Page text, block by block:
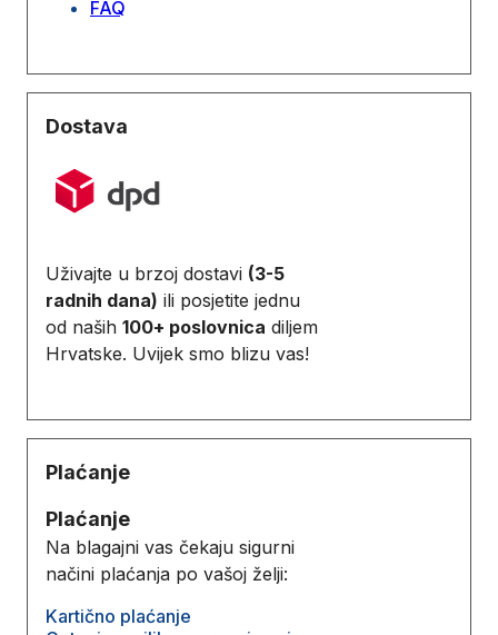
FAQ
Dostava
Uživajte u brzoj dostavi (3-5
radnih dana) ili posjetite jednu
od naših 100+ poslovnica diljem
Hrvatske. Uvijek smo blizu vas!
Plaćanje
Plaćanje
Na blagajni vas čekaju sigurni
načini plaćanja po vašoj želji:
Kartično plaćanje